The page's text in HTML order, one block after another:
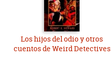
Los hijos del odio y otros
cuentos de Weird Detectives